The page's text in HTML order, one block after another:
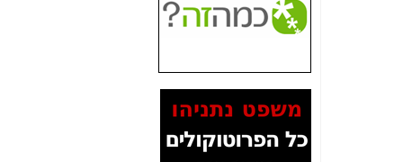
האם ביבי וקרא קבלו
בכלל תמורה עבור
המסמכים בנושא בזק-
Yes (תיק 4000)
לאיש הלא נכון! -כאן